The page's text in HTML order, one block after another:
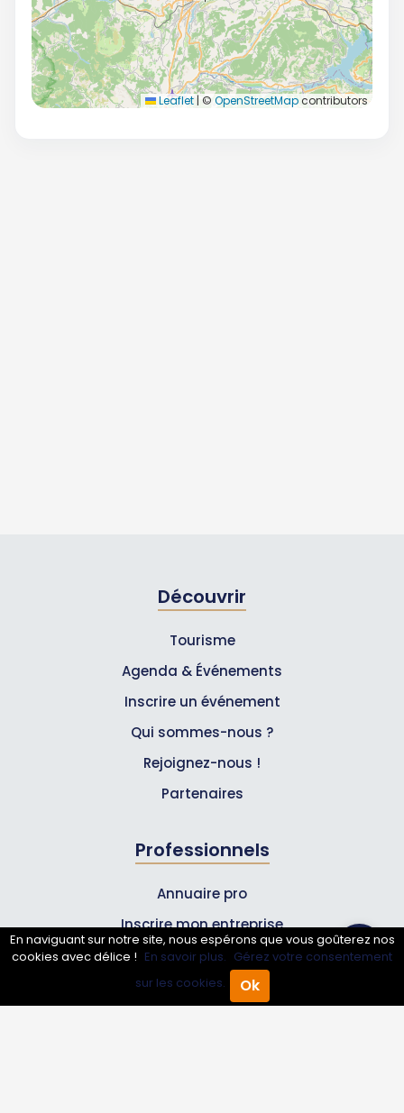
Annuaire Pro Agenda
Leaflet | © OpenStreetMapcontributors
Découvrir
Tourisme
Agenda & Événements
Inscrire un événement
Qui sommes-nous ?
Rejoignez-nous !
Partenaires
Professionnels
Annuaire pro
Inscrire mon entreprise
Les Abonnements Pros
Infos
En naviguant sur notre site, nous espérons que vous goûterez nos
cookies avec délice ! En savoir plus. Gérez votre consentement
sur les cookies.
Ok